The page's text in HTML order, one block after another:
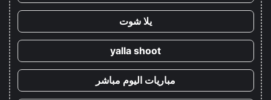
يلا شوت
yalla shoot
مباريات اليوم مباشر